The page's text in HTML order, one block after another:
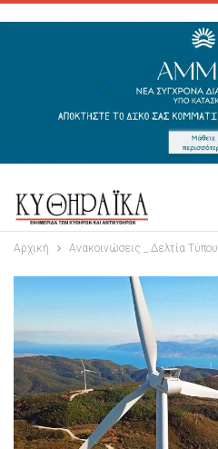
Αρχική Ανακοινώσεις _ Δελτία Τύπου